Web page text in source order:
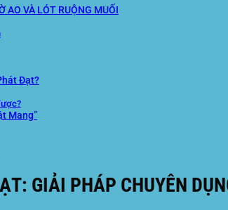
AO VÀ LÓT RUỘNG MUỐI
Đạt?
Mang”
GIẢI PHÁP CHUYÊN